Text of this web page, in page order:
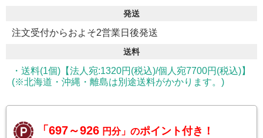
発送
注文受付からおよそ2営業日後発送
送料
・送料(1個)【法人宛:1320円(税込)/個人宛7700円(税込)】
(※北海道・沖縄・離島は別途送料がかかります。)
「697～926 円分」のポイント付き！